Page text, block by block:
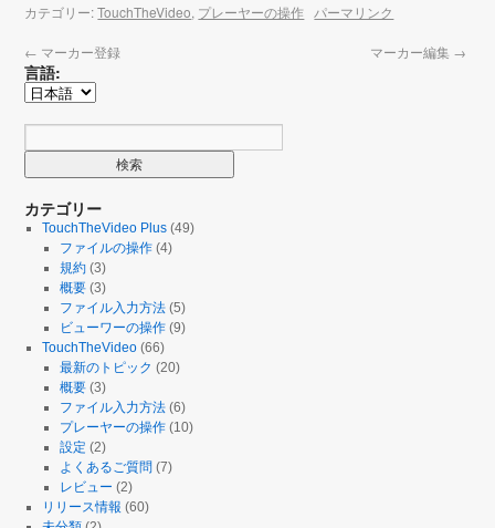
カテゴリー:TouchTheVideo, プレーヤーの操作 パーマリンク
← マーカー登録 マーカー編集 →
言語:
カテゴリー
TouchTheVideo Plus (49)
ファイルの操作(4)
規約(3)
概要(3)
ファイル入力方法(5)
ビューワーの操作(9)
TouchTheVideo (66)
最新のトピック (20)
概要(3)
ファイル入力方法(6)
プレーヤーの操作(10)
設定 (2)
よくあるご質問 (7)
レビュー (2)
リリース情報 (60)